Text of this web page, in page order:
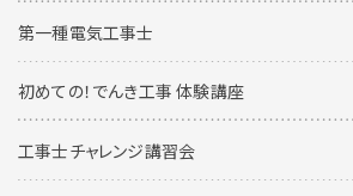
第一種電気工事士
初めての！でんき工事 体験講座
工事士チャレンジ講習会